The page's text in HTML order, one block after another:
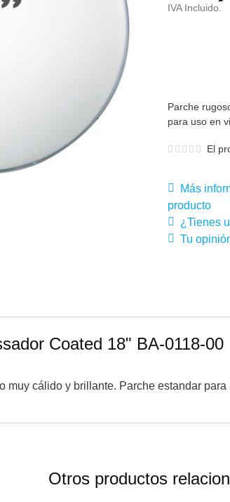
IVA Incluido.
Parche
para uso en
El
Más
producto
¿Tienes
Tu
Coated 18" BA-0118-00
muy cálido y brillante. Parche estandar
Otros productos